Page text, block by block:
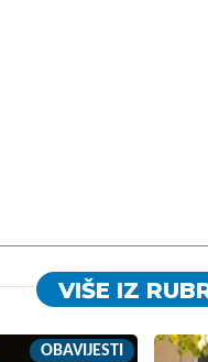
VIŠE IZ
OBAVIJESTI